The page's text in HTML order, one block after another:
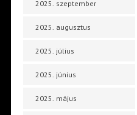
2025. szeptember
2025. augusztus
2025. július
2025. június
2025. május